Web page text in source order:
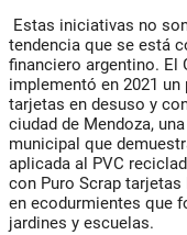
Estas iniciativas no
tendencia que se está
financiero argentino. El
implementó en 2021
tarjetas en desuso y
ciudad de Mendoza,
municipal que
aplicada al PVC
con Puro Scrap
en ecodurmientes que
jardines y escuelas.